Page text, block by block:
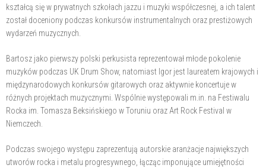
kształcą się w prywatnych szkołach jazzu i muzyki współczesnej, a ich talent
został doceniony podczas konkursów instrumentalnych oraz prestiżowych
wydarzeń muzycznych.
Bartosz jako pierwszy polski perkusista reprezentował młode pokolenie
muzyków podczas UK Drum Show, natomiast Igor jest laureatem krajowych i
międzynarodowych konkursów gitarowych oraz aktywnie koncertuje w
różnych projektach muzycznymi. Wspólnie występowali m.in. na Festiwalu
Rocka im. Tomasza Beksińskiego w Toruniu oraz Art Rock Festival w
Niemczech.
Podczas swojego występu zaprezentują autorskie aranżacje największych
utworów rocka i metalu progresywnego, łącząc imponujące umiejętności